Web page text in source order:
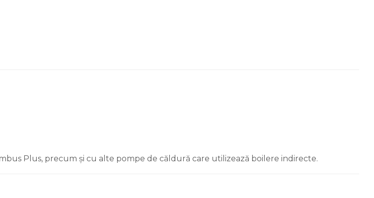
Plus, precum și cu alte pompe de căldură care utilizează boilere indirecte.